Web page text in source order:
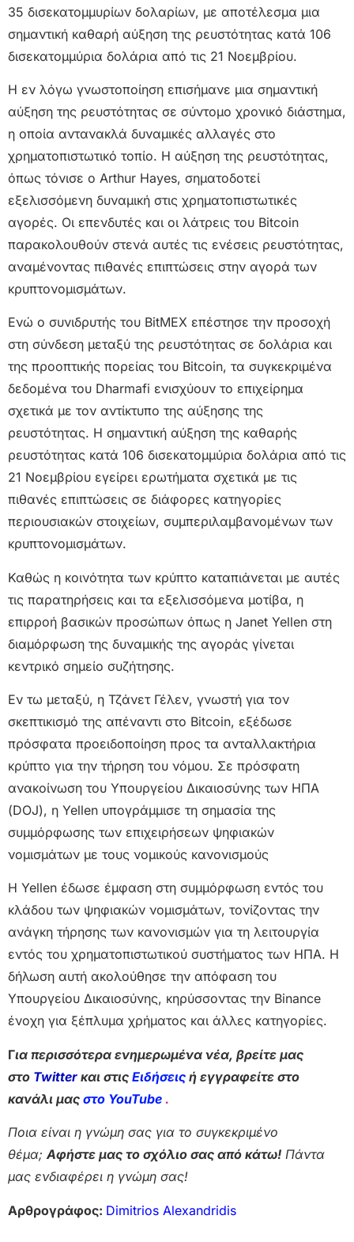
35 δισεκατομμυρίων δολαρίων, με αποτέλεσμα μια
σημαντική καθαρή αύξηση της ρευστότητας κατά 106
δισεκατομμύρια δολάρια από τις 21 Νοεμβρίου.
Η εν λόγω γνωστοποίηση επισήμανε μια σημαντική
αύξηση της ρευστότητας σε σύντομο χρονικό διάστημα,
η οποία αντανακλά δυναμικές αλλαγές στο
χρηματοπιστωτικό τοπίο. Η αύξηση της ρευστότητας,
όπως τόνισε ο Arthur Hayes, σηματοδοτεί
εξελισσόμενη δυναμική στις χρηματοπιστωτικές
αγορές. Οι επενδυτές και οι λάτρεις του Bitcoin
παρακολουθούν στενά αυτές τις ενέσεις ρευστότητας,
αναμένοντας πιθανές επιπτώσεις στην αγορά των
κρυπτονομισμάτων.
Ενώ ο συνιδρυτής του BitMEX επέστησε την προσοχή
στη σύνδεση μεταξύ της ρευστότητας σε δολάρια και
της προοπτικής πορείας του Bitcoin, τα συγκεκριμένα
δεδομένα του Dharmafi ενισχύουν το επιχείρημα
σχετικά με τον αντίκτυπο της αύξησης της
ρευστότητας. Η σημαντική αύξηση της καθαρής
ρευστότητας κατά 106 δισεκατομμύρια δολάρια από τις
21 Νοεμβρίου εγείρει ερωτήματα σχετικά με τις
πιθανές επιπτώσεις σε διάφορες κατηγορίες
περιουσιακών στοιχείων, συμπεριλαμβανομένων των
κρυπτονομισμάτων.
Καθώς η κοινότητα των κρύπτο καταπιάνεται με αυτές
τις παρατηρήσεις και τα εξελισσόμενα μοτίβα, η
επιρροή βασικών προσώπων όπως η Janet Yellen στη
διαμόρφωση της δυναμικής της αγοράς γίνεται
κεντρικό σημείο συζήτησης.
Εν τω μεταξύ, η Τζάνετ Γέλεν, γνωστή για τον
σκεπτικισμό της απέναντι στο Bitcoin, εξέδωσε
πρόσφατα προειδοποίηση προς τα ανταλλακτήρια
κρύπτο για την τήρηση του νόμου. Σε πρόσφατη
ανακοίνωση του Υπουργείου Δικαιοσύνης των ΗΠΑ
(DOJ), η Yellen υπογράμμισε τη σημασία της
συμμόρφωσης των επιχειρήσεων ψηφιακών
νομισμάτων με τους νομικούς κανονισμούς
Η Yellen έδωσε έμφαση στη συμμόρφωση εντός του
κλάδου των ψηφιακών νομισμάτων, τονίζοντας την
ανάγκη τήρησης των κανονισμών για τη λειτουργία
εντός του χρηματοπιστωτικού συστήματος των ΗΠΑ. Η
δήλωση αυτή ακολούθησε την απόφαση του
Υπουργείου Δικαιοσύνης, κηρύσσοντας την Binance
ένοχη για ξέπλυμα χρήματος και άλλες κατηγορίες.
Για περισσότερα ενημερωμένα νέα, βρείτε μας
στο Twitter και στις Ειδήσεις ή εγγραφείτε στο
κανάλι μας στο YouTube .
Ποια είναι η γνώμη σας για το συγκεκριμένο
θέμα;Αφήστε μας το σχόλιο σας από κάτω! Πάντα
μας ενδιαφέρει η γνώμη σας!
Αρθρογράφος: Dimitrios Alexandridis